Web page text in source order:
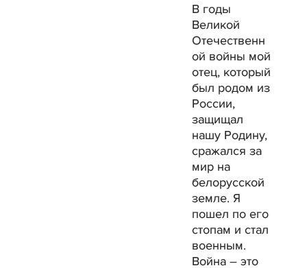
В годы
Великой
Отечественн
ой войны мой
отец, который
был родом из
России,
защищал
нашу Родину,
сражался за
мир на
белорусской
земле. Я
пошел по его
стопам и стал
военным.
Война – это